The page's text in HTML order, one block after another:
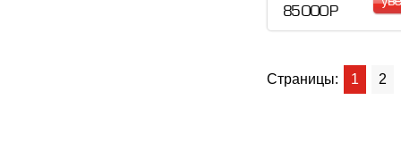
85 000 Р
Страницы: 1 2